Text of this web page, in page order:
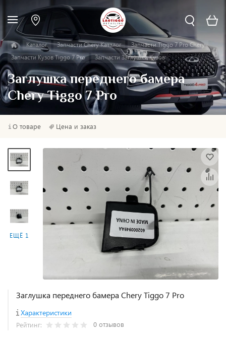
Каталог Запчасти Chery Каталог
Запчасти Tiggo 7 Pro Chery
Запчасти Кузов Tiggo 7 Pro
Запчасти Заглушки Кузов
Заглушка переднего бамера
Chery Tiggo 7 Pro
О товаре Цена и заказ
ЕЩЁ 1
Заглушка переднего бамера Chery Tiggo 7 Pro
Характеристики
Рейтинг: 0 отзывов